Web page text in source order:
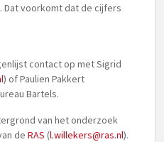
voorkomt dat de cijfers
contact op met Sigrid
) of Paulien Pakkert
Bartels.
van het onderzoek
de RAS (l.willekers@ras.nl).